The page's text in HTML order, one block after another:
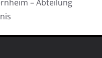
– Abteilung